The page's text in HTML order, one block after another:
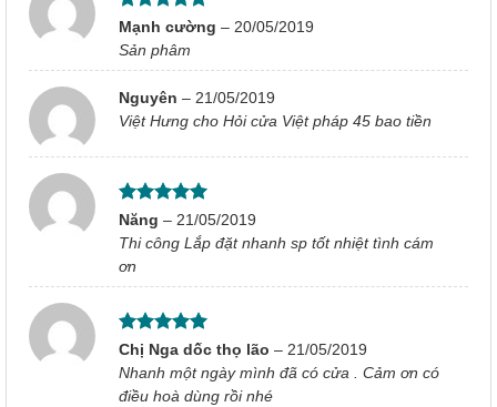
Được xếp
hạng55
sao
Mạnh cường– 20/05/2019
Sản phâm
Nguyên– 21/05/2019
Việt Hưng cho Hỏi cửa Việt pháp 45 bao tiền
Được xếp
hạng
5
sao
Năng– 21/05/2019
Thi công Lắp đặt nhanh sp tốt nhiệt tình cám
ơn
Được xếp
hạng
5
sao
Chị Nga dốc thọ lão– 21/05/2019
Nhanh một ngày mình đã có cửa . Cảm ơn có
điều hoà dùng rồi nhé